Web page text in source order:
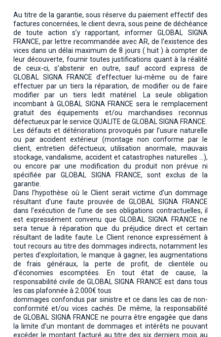
Au titre de la garantie, sous réserve du paiement effectif des
factures concernées, le client devra, sous peine de déchéance
de toute action s’y rapportant, informer GLOBAL SIGNA
FRANCE, par lettre recommandée avec AR, de l’existence des
vices dans un délai maximum de 8 jours ( huit ) à compter de
leur découverte, fournir toutes justifications quant à la réalité
de ceux-ci, s’abstenir en outre, sauf accord express de
GLOBAL SIGNA FRANCE d’effectuer lui-même ou de faire
effectuer par un tiers la réparation, de modifier ou de faire
modifier par un tiers ledit matériel. La seule obligation
incombant à GLOBAL SIGNA FRANCE sera le remplacement
gratuit des équipements et/ou marchandises reconnus
défectueux par le service QUALITE de GLOBAL SIGNA FRANCE.
Les défauts et détériorations provoqués par l’usure naturelle
ou par accident extérieur (montage non conforme par le
client, entretien défectueux, utilisation anormale, mauvais
stockage, vandalisme, accident et catastrophes naturelles …),
ou encore par une modification du produit non prévue ni
spécifiée par GLOBAL SIGNA FRANCE, sont exclus de la
garantie.
Dans l’hypothèse où le Client serait victime d’un dommage
résultant d’une faute prouvée de GLOBAL SIGNA FRANCE
dans l’exécution de l’une de ses obligations contractuelles, il
est expressément convenu que GLOBAL SIGNA FRANCE ne
sera tenue à réparation que du préjudice direct et certain
résultant de ladite faute. Le Client renonce expressément à
tout recours au titre des dommages indirects, notamment les
pertes d’exploitation, le manque à gagner, les augmentations
de frais généraux, la perte de profit, de clientèle ou
d’économies escomptées. En tout état de cause, la
responsabilité civile de GLOBAL SIGNA FRANCE est dans tous
les cas plafonnée à 2.000€ tous
dommages confondus par sinistre et ce dans les cas de non-
conformité et/ou vices cachés. De même, la responsabilité
de GLOBAL SIGNA FRANCE ne pourra être engagée que dans
la limite d’un montant de dommages et intérêts ne pouvant
excéder le montant facturé au titre des six derniers mois au